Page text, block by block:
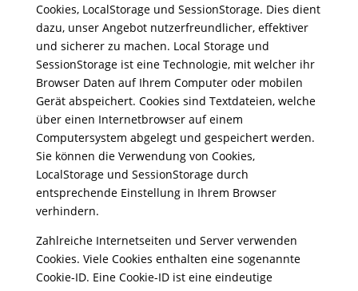
Cookies, LocalStorage und SessionStorage. Dies dient
dazu, unser Angebot nutzerfreundlicher, effektiver
und sicherer zu machen. Local Storage und
SessionStorage ist eine Technologie, mit welcher ihr
Browser Daten auf Ihrem Computer oder mobilen
Gerät abspeichert. Cookies sind Textdateien, welche
über einen Internetbrowser auf einem
Computersystem abgelegt und gespeichert werden.
Sie können die Verwendung von Cookies,
LocalStorage und SessionStorage durch
entsprechende Einstellung in Ihrem Browser
verhindern.
Zahlreiche Internetseiten und Server verwenden
Cookies. Viele Cookies enthalten eine sogenannte
Cookie-ID. Eine Cookie-ID ist eine eindeutige